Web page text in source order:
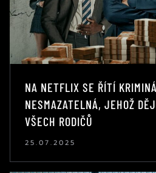
NA NETFLIX SE ŘÍTÍ
NESMAZATELNÁ, JEHOŽ
VŠECH RODIČŮ
25.07.2025